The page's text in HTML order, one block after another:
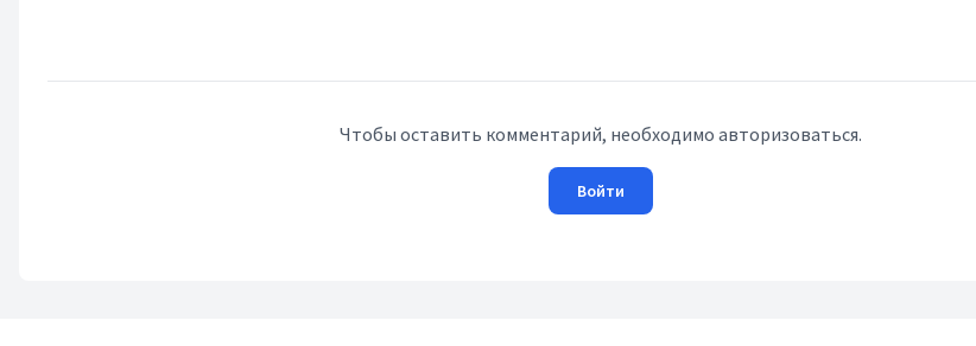
Чтобы оставить комментарий, необходимо авторизоваться.
Войти